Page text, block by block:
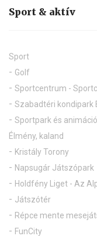
Sport & aktív
Sport
Golf
Sportcentrum -
Szabadtéri kondipark
Sportpark és animáció
Élmény, kaland
Kristály Torony
Napsugár Játszópark
Holdfény Liget - Az
Játszótér
Répce mente
FunCity